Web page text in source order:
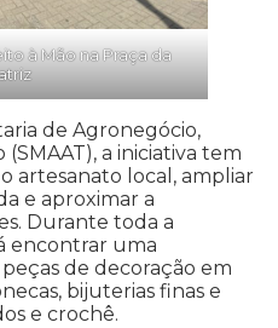
à Mão na Praça da
de Agronegócio,
a iniciativa tem
artesanato local, ampliar
e aproximar a
Durante toda a
encontrar uma
de decoração em
bijuterias finas e
e crochê.